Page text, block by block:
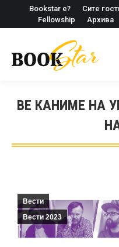
Bookstar е? Сите
Fellowship
Архива
ВЕ КАНИМЕ НА
Вести
Вести 2023